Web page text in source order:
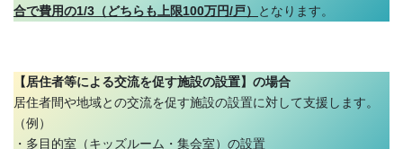
合で費用の1/3（どちらも上限100万円/戸）
となります。
【居住者等による交流を促す施設の設置】の場合
居住者間や地域との交流を促す施設の設置に対して支援します。
（例）
・多目的室（キッズルーム・集会室）の設置